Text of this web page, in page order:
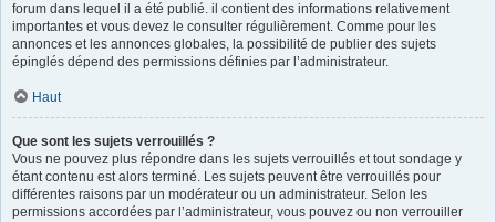
forum dans lequel il a été publié. il contient des informations relativement
importantes et vous devez le consulter régulièrement. Comme pour les
annonces et les annonces globales, la possibilité de publier des sujets
épinglés dépend des permissions définies par l’administrateur.
Haut
Que sont les sujets verrouillés ?
Vous ne pouvez plus répondre dans les sujets verrouillés et tout sondage y
étant contenu est alors terminé. Les sujets peuvent être verrouillés pour
différentes raisons par un modérateur ou un administrateur. Selon les
permissions accordées par l’administrateur, vous pouvez ou non verrouiller